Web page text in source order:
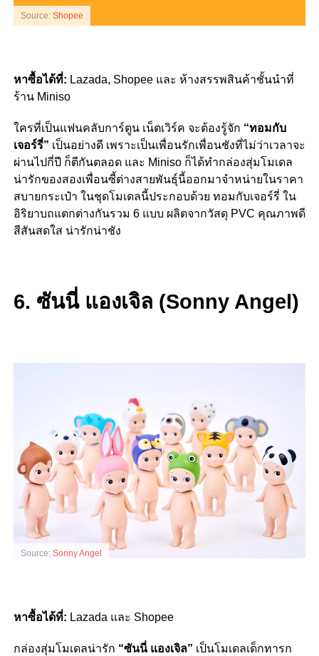
Source: Shopee
หาซื้อได้ที่: Lazada, Shopee และ ห้างสรรพสินค้าชั้นนำที่
ร้าน Miniso
ใครที่เป็นแฟนคลับการ์ตูน เน็ตเวิร์ค จะต้องรู้จัก “ทอมกับ
เจอร์รี่” เป็นอย่างดี เพราะเป็นเพื่อนรักเพื่อนชังที่ไม่ว่าเวลาจะ
ผ่านไปกี่ปี ก็ตีกันตลอด และ Miniso ก็ได้ทำกล่องสุ่มโมเดล
น่ารักของสองเพื่อนซี้ต่างสายพันธุ์นี้ออกมาจำหน่ายในราคา
สบายกระเป๋า ในชุดโมเดลนี้ประกอบด้วย ทอมกับเจอร์รี่ ใน
อิริยาบถแตกต่างกันรวม 6 แบบ ผลิตจากวัสดุ PVC คุณภาพดี
สีสันสดใส น่ารักน่าชัง
6. ซันนี่ แองเจิล (Sonny Angel)
Source: Sonny Angel
หาซื้อได้ที่: Lazada และ Shopee
กล่องสุ่มโมเดลน่ารัก “ซันนี่ แองเจิล” เป็นโมเดลเด็กทารก